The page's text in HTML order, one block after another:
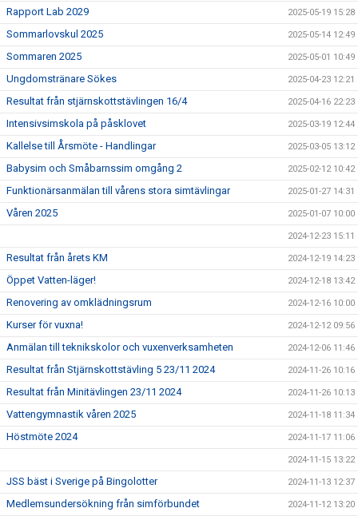
Rapport Lab 2029 2025-05-19 15:28
Sommarlovskul 2025 2025-05-14 12:49
Sommaren 2025 2025-05-01 10:49
Ungdomstränare Sökes 2025-04-23 12:21
Resultat från stjärnskottstävlingen 16/4 2025-04-16 22:23
Intensivsimskola på påsklovet 2025-03-19 12:44
Kallelse till Årsmöte - Handlingar 2025-03-05 13:12
Babysim och Småbarnssim omgång 2 2025-02-12 10:42
Funktionärsanmälan till vårens stora simtävlingar 2025-01-27 14:31
Våren 2025 2025-01-07 10:00
2024-12-23 15:11
Resultat från årets KM 2024-12-19 14:23
Öppet Vatten-läger! 2024-12-18 13:42
Renovering av omklädningsrum 2024-12-16 10:00
Kurser för vuxna! 2024-12-12 09:56
Anmälan till teknikskolor och vuxenverksamheten 2024-12-06 11:46
Resultat från Stjärnskottstävling 5 23/11 2024 2024-11-26 10:16
Resultat från Minitävlingen 23/11 2024 2024-11-26 10:13
Vattengymnastik våren 2025 2024-11-18 11:34
Höstmöte 2024 2024-11-17 11:06
2024-11-15 13:22
JSS bäst i Sverige på Bingolotter 2024-11-13 12:37
Medlemsundersökning från simförbundet 2024-11-12 13:20